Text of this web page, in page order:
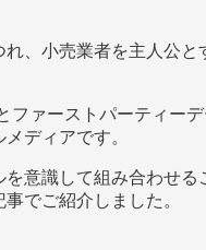
、小売業者を主人公
ァーストパーティー
ディアです。
意識して組み合わせ
でご紹介しました。